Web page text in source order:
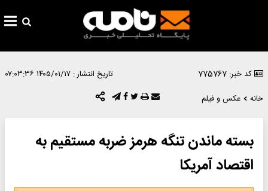
کد خبر: 775767 تاریخ انتشار : ۱۴۰۵/۰۱/۱۷ ۰۷:۰۳:۳۶
خانه
عکس و فیلم
بسته ماندن تنگه هرمز ضربه مستقیم به
اقتصاد آمریکا